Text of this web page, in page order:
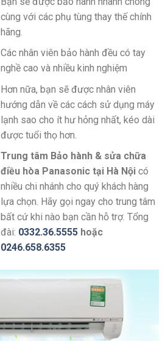
cùng với các phụ tùng thay thế chính
hãng.
Các nhân viên bảo hành đều có tay
nghề cao và nhiều kinh nghiệm
Hơn nữa, bạn sẽ được nhân viên
hướng dẫn về các cách sử dụng máy
lạnh sao cho ít hư hỏng nhất, kéo dài
được tuổi thọ hơn.
Trung tâm Bảo hành & sửa chữa
điều hòa Panasonic tại Hà Nộicó
nhiều chi nhánh cho quý khách hàng
lựa chọn. Hãy gọi ngay cho trung tâm
bất cứ khi nào bạn cần hỗ trợ. Tổng
đài: 0332.36.5555 hoặc
0246.658.6355